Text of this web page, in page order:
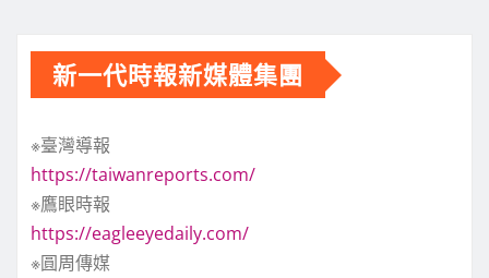
新一代時報新媒體集團
※臺灣導報
https://taiwanreports.com/
※鷹眼時報
https://eagleeyedaily.com/
※圓周傳媒